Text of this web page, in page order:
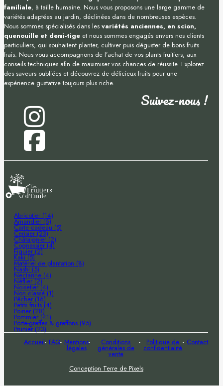
familiale, à taille humaine. Nous vous proposons une large gamme de
variétés adaptées au jardin, déclinées dans de nombreuses espèces.
Nous sommes spécialisés dans les variétés anciennes, en scion,
quenouille et demi-tige et nous sommes engagés envers nos clients
particuliers, qui souhaitent planter, cultiver puis déguster de bons fruits
frais. Nous vous accompagnons de l’achat de vos plants fruitiers, aux
conseils techniques afin de maximiser vos chances de réussite. Explorez
des saveurs oubliées et découvrez de délicieux fruits pour une
expérience gustative toujours plus riche.
Suivez-nous !
Abricotier (14)
Amandier (6)
Carte cadeau (5)
Cerisier (23)
Châtaignier (2)
Cognassier (4)
Figuier (2)
Kaki (5)
Matériel de plantation (8)
Nashi (5)
Nectarine (4)
Néflier (2)
Noisetier (4)
Non classé (1)
Pêcher (16)
Petits fruits (4)
Poirier (28)
Pommier (41)
Porte-greffes & greffons (95)
Prunier (23)
Accueil FAQ Mentions
légales
Conditions
générales de
vente
Politique de
confidentialité
Contact
Conception Terre de Pixels